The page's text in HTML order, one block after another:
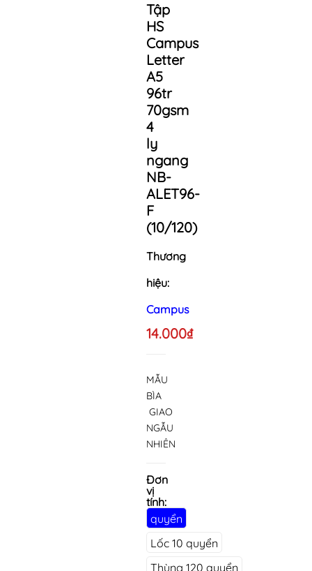
Tập
HS
Campus
Letter
A5
96tr
70gsm
4
ly
ngang
NB-
ALET96-
F
(10/120)
Thương
hiệu:
Campus
14.000₫
MẪU
BÌA
GIAO
NGẪU
NHIÊN
Đơn
vị
tính:
quyển
Lốc 10 quyển
Thùng 120 quyển